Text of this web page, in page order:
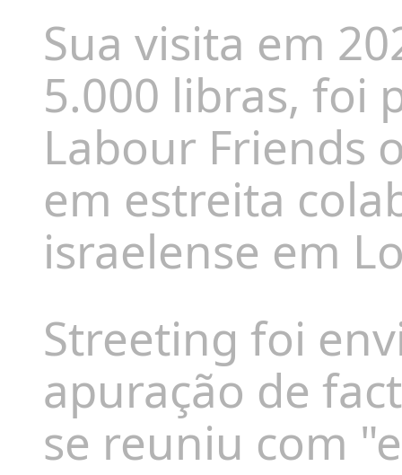
Sua visita em
5.000 libras, foi
Labour Friends
em estreita
israelense em
Streeting foi
apuração de
se reuniu com